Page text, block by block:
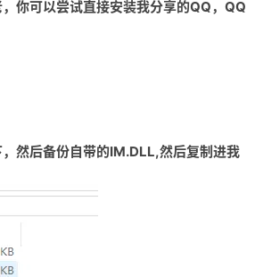
你可以尝试直接安装我分享的QQ，QQ
，然后备份自带的IM.DLL,然后复制进我